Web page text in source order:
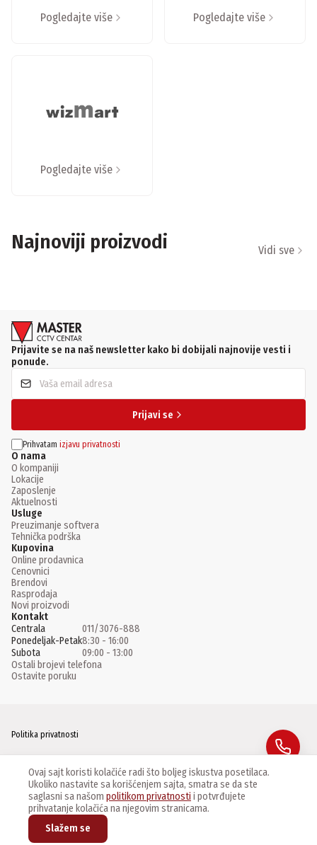
Pogledajte više Pogledajte više
Pogledajte više
Najnoviji proizvodi Vidi sve
Prijavite se na naš newsletter kako bi dobijali najnovije vesti i
ponude.
Prijavi se
Prihvatam izjavu privatnosti
O nama
O kompaniji
Lokacije
Zaposlenje
Aktuelnosti
Usluge
Preuzimanje softvera
Tehnička podrška
Kupovina
Online prodavnica
Cenovnici
Brendovi
Rasprodaja
Novi proizvodi
Kontakt
Centrala
011/3076-888
Ponedeljak-Petak8:30 - 16:00
Subota
09:00 - 13:00
Ostali brojevi telefona
Ostavite poruku
2026 CCTV Centar Master d.o.o. Sva prava zadržana
Politika privatnosti
Instagram
Linkedin
Ovaj sajt koristi kolačiće radi što boljeg iskustva posetilaca.
Ukoliko nastavite sa korišćenjem sajta, smatra se da ste
saglasni sa našom politikom privatnosti i potvrđujete
prihvatanje kolačića na njegovim stranicama.
Slažem se